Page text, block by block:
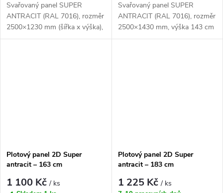
Svařovaný panel SUPER
ANTRACIT (RAL 7016), rozměr
2500×1230 mm (šířka x výška),
je svařovaný plotový panel o...
Svařovaný panel SUPER
ANTRACIT (RAL 7016), rozměr
2500×1430 mm, výška 143 cm
je svařovaný plotový panel o
Plotový panel 2D Super
antracit – 163 cm
1 100 Kč/ ks
Plotový panel 2D Super
antracit – 183 cm
1 225 Kč/ ks